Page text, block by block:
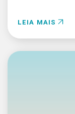
LEIA MAIS